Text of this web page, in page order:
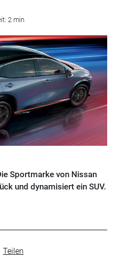
2 min
Sportmarke von Nissan
und dynamisiert ein SUV.
Teilen